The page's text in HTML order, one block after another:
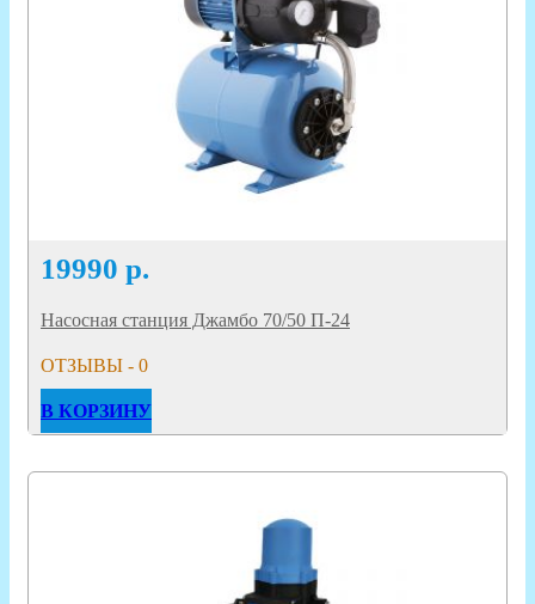
19990 р.
Насосная станция Джамбо 70/50 П-24
ОТЗЫВЫ - 0
В КОРЗИНУ